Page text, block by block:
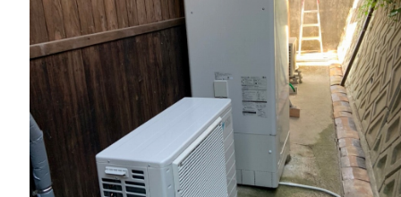
COMPANY
会社情報
PRIVACY